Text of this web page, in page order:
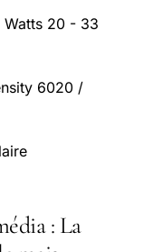
Watts 20 - 33
6020 /
: La